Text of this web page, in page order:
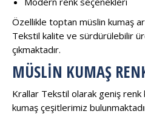
Özellikle toptan müslin kumaş
Tekstil kalite ve sürdürülebilir
çıkmaktadır.
MÜSLIN KUMAŞ
Krallar Tekstil olarak geniş renk
kumaş çeşitlerimiz